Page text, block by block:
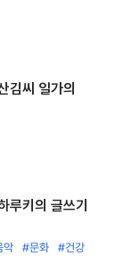
김씨 일가의
루키의 글쓰기
악 #문화
#건강